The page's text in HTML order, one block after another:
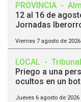
PROVINCIA -
12 al 16 de
Jornadas
Viernes 7 agosto de 2026
LOCAL -
Priego a una
ocultos en un
Jueves 6 agosto de 2026